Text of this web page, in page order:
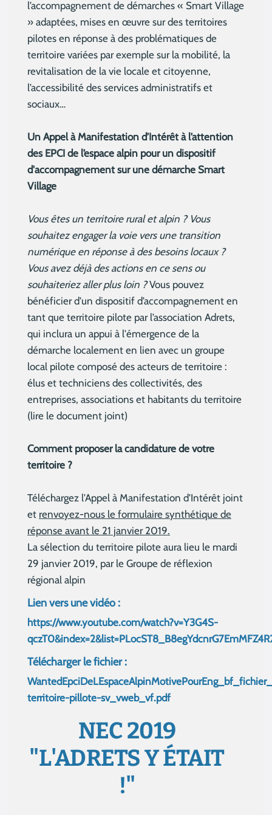
l’accompagnement de démarches « Smart Village
» adaptées, mises en œuvre sur des territoires
pilotes en réponse à des problématiques de
territoire variées par exemple sur la mobilité, la
revitalisation de la vie locale et citoyenne,
l’accessibilité des services administratifs et
sociaux…
Un Appel à Manifestation d’Intérêt à l’attention
des EPCI de l’espace alpin pour un dispositif
d'accompagnement sur une démarche Smart
Village
Vous êtes un territoire rural et alpin ? Vous
souhaitez engager la voie vers une transition
numérique en réponse à des besoins locaux ?
Vous avez déjà des actions en ce sens ou
souhaiteriez aller plus loin ?Vous pouvez
bénéficier d'un dispositif d’accompagnement en
tant que territoire pilote par l’association Adrets,
qui inclura un appui à l'émergence de la
démarche localement en lien avec un groupe
local pilote composé des acteurs de territoire :
élus et techniciens des collectivités, des
entreprises, associations et habitants du territoire
(lire le document joint)
Comment proposer la candidature de votre
territoire ?
Téléchargez l'Appel à Manifestation d'Intérêt joint
et renvoyez-nous le formulaire synthétique de
réponse avant le 21 janvier 2019.
La sélection du territoire pilote aura lieu le mardi
29 janvier 2019, par le Groupe de réflexion
régional alpin
Lien vers une vidéo :
https://www.youtube.com/watch?v=Y3G4S-
Télécharger le fichier :
territoire-pillote-sv_vweb_vf.pdf
NEC 2019
"L'ADRETS Y ÉTAIT
!"